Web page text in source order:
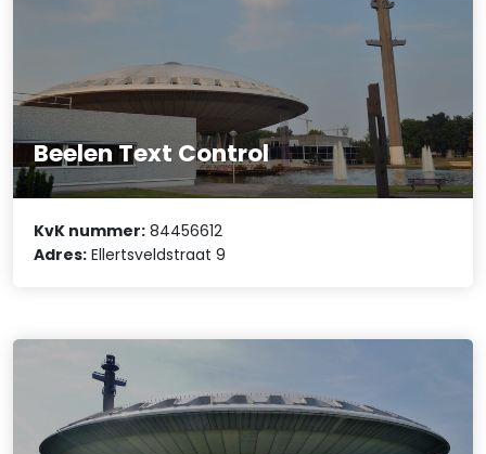
Beelen Text Control
KvK nummer: 84456612
Adres: Ellertsveldstraat 9